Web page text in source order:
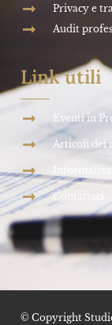
Privacy e
Audit
Link utili
Eventi in
Articoli dei
Informativa
Contattaci
© Copyright